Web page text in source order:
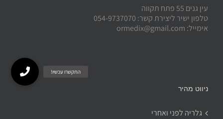
עין גנים 55 פתח תקווה
טלפון ישיר ליצירת קשר: 054-9737070
אימייל: ormedix@gmail.com
ניווט מהיר
גלריה לפני ואחרי